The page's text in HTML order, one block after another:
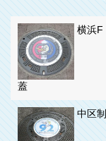
横浜F
蓋
中区